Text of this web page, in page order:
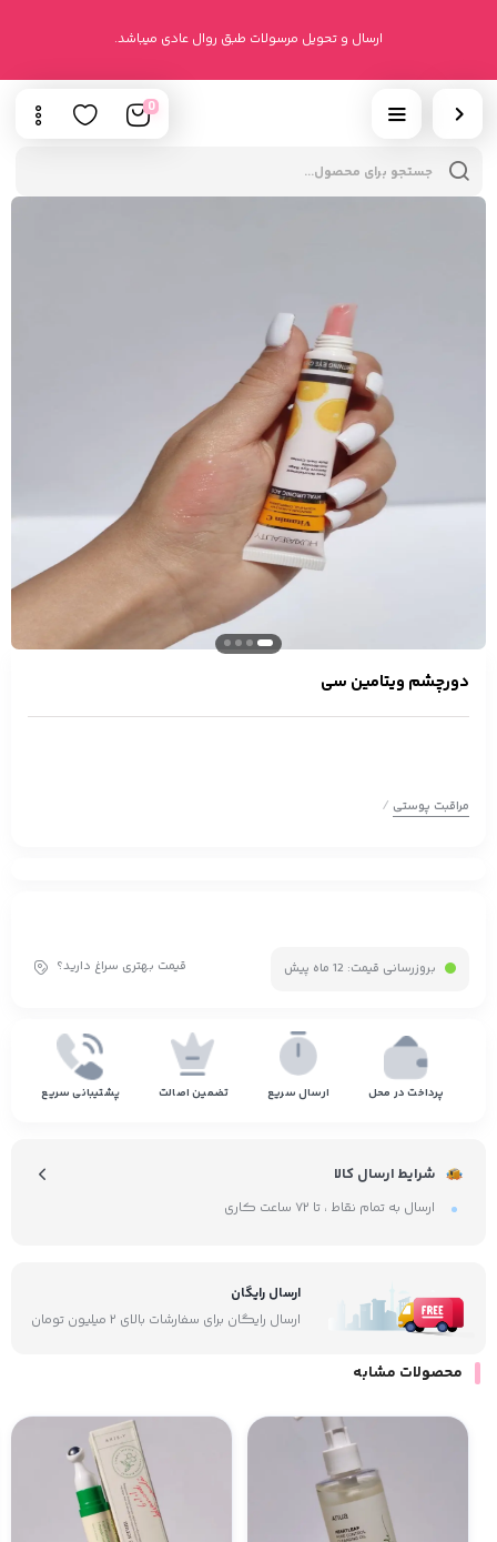
ارسال و تحویل مرسولات طبق روال عادی میباشد.
0
دورچشم ویتامین سی
مراقبت پوستی /
بروزرسانی قیمت: 12 ماه پیش قیمت بهتری سراغ دارید؟
پرداخت در محل ارسال سریع تضمین اصالت پشتیبانی سریع
شرایط ارسال کالا
ارسال به تمام نقاط ، تا ۷۲ ساعت کاری
ارسال رایگان
ارسال رایگان برای سفارشات بالای ۲ میلیون تومان
محصولات مشابه